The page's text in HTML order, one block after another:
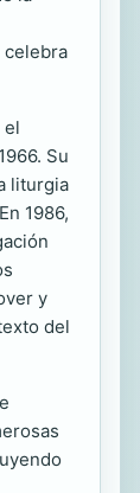
celebra
el
Su
liturgia
1986,
y
del